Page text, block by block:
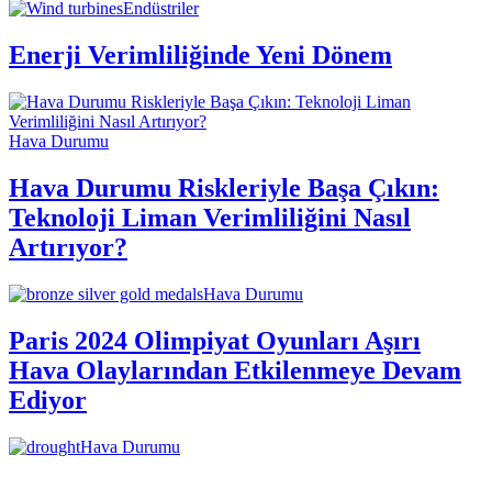
Endüstriler
Enerji Verimliliğinde Yeni Dönem
Hava Durumu
Hava Durumu Riskleriyle Başa Çıkın:
Teknoloji Liman Verimliliğini Nasıl
Artırıyor?
Hava Durumu
Paris 2024 Olimpiyat Oyunları Aşırı
Hava Olaylarından Etkilenmeye Devam
Ediyor
Hava Durumu